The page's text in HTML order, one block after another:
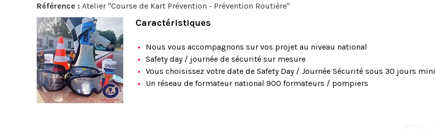
Référence : Atelier "Course de Kart Prévention - Prévention Routière"
Caractéristiques
Nous vous accompagnons sur vos projet au niveau national
Safety day / journée de sécurité sur mesure
Vous choisissez votre date de Safety Day / Journée Sécurité sous 30 jours mini
Un réseau de formateur national 900 formateurs / pompiers